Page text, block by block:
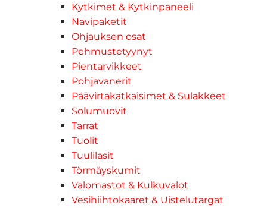
Kytkimet & Kytkinpaneeli
Navipaketit
Ohjauksen osat
Pehmustetyynyt
Pientarvikkeet
Pohjavanerit
Päävirtakatkaisimet & Sulakkeet
Solumuovit
Tarrat
Tuolit
Tuulilasit
Törmäyskumit
Valomastot & Kulkuvalot
Vesihiihtokaaret & Uistelutargat